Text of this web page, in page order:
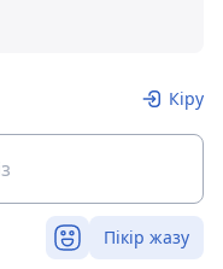
Кіру
Пікір жазу